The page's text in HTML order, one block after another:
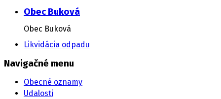
Obec Buková
Obec Buková
Likvidácia odpadu
Navigačné menu
Obecné oznamy
Udalosti